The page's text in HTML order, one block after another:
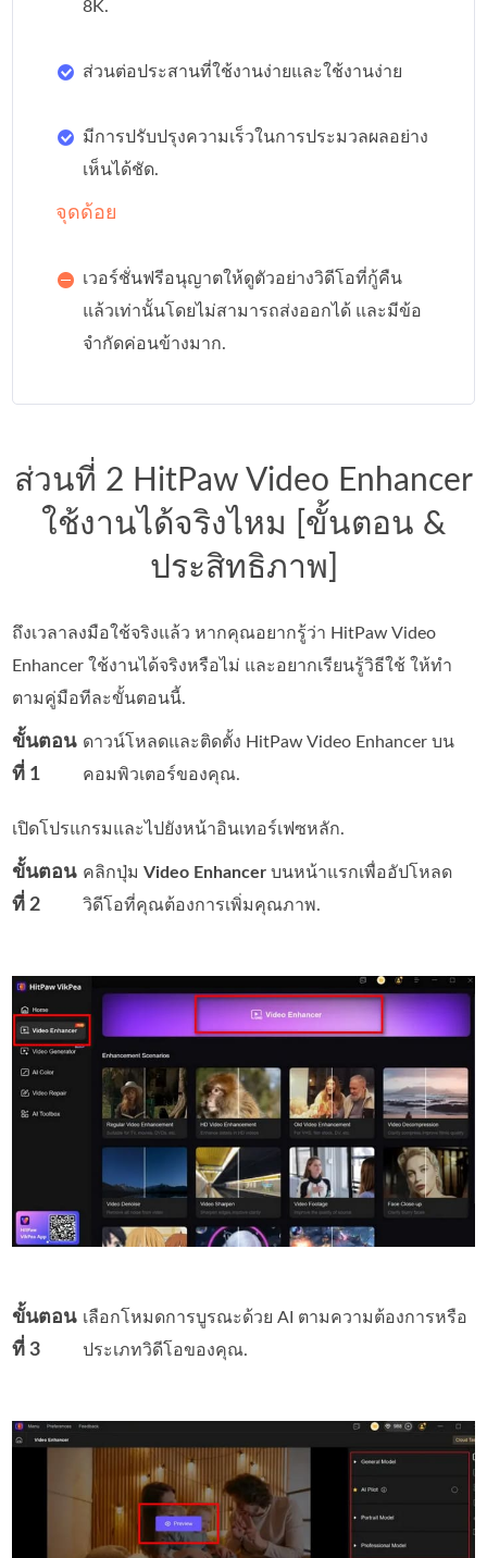
8K.
ส่วนต่อประสานที่ใช้งานง่ายและใช้งานง่าย
มีการปรับปรุงความเร็วในการประมวลผลอย่าง
เห็นได้ชัด.
จุดด้อย
เวอร์ชั่นฟรีอนุญาตให้ดูตัวอย่างวิดีโอที่กู้คืน
แล้วเท่านั้นโดยไม่สามารถส่งออกได้ และมีข้อ
จำกัดค่อนข้างมาก.
ส่วนที่ 2 HitPaw Video Enhancer
ใช้งานได้จริงไหม [ขั้นตอน &
ประสิทธิภาพ]
ถึงเวลาลงมือใช้จริงแล้ว หากคุณอยากรู้ว่า HitPaw Video
Enhancer ใช้งานได้จริงหรือไม่ และอยากเรียนรู้วิธีใช้ ให้ทำ
ตามคู่มือทีละขั้นตอนนี้.
ขั้นตอน
ที่ 1
ดาวน์โหลดและติดตั้ง HitPaw Video Enhancer บน
คอมพิวเตอร์ของคุณ.
เปิดโปรแกรมและไปยังหน้าอินเทอร์เฟซหลัก.
ขั้นตอน
ที่ 2
คลิกปุ่มVideo Enhancer บนหน้าแรกเพื่ออัปโหลด
วิดีโอที่คุณต้องการเพิ่มคุณภาพ.
ขั้นตอน
ที่ 3
เลือกโหมดการบูรณะด้วย AI ตามความต้องการหรือ
ประเภทวิดีโอของคุณ.